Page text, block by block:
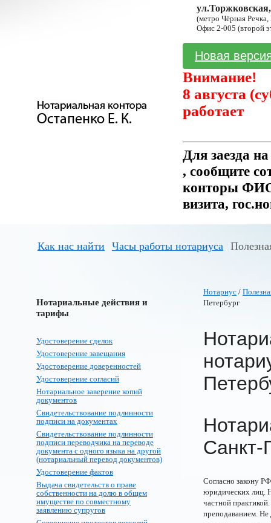
(метро Чёрная
Офис 2-005 (второй
Новая
Внимание!
8 августа
работает
Для заезда
, сообщите
конторы ФИО
визита,
Как нас найти Часы работы нотариуса
Нотариальные действия и
тарифы
Удостоверение сделок
Удостоверение завещания
Удостоверение доверенностей
Удостоверение согласий
Нотариальное заверение копий
документов
Свидетельствование подлинности
подписи на документах
Свидетельствование подлинности
подписи переводчика на переводе
документа с одного языка на другой
(нотариальный перевод документов)
Удостоверение фактов
Выдача свидетельств о праве
собственности на долю в общем
имуществе по совместному
заявлению супругов
Нотариус /
Петербург
Санкт-
Согласно закону
юридических лиц.
частной
преподаванием. Не